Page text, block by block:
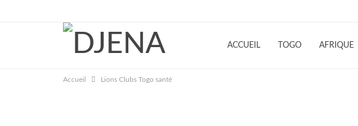
ACCUEIL TOGO AFRIQUE
Accueil Lions Clubs Togo santé